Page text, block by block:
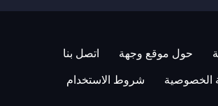
حول موقع وجهة اتصل بنا
الخصوصية شروط الاستخدام